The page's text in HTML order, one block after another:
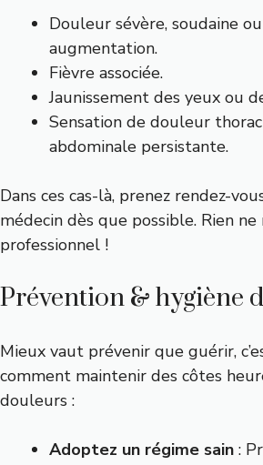
Douleur sévère, soudaine
augmentation.
Fièvre associée.
Jaunissement des yeux ou
Sensation de douleur
abdominale persistante.
Dans ces cas-là, prenez rendez-
médecin dès que possible. Rien
professionnel !
Prévention & hygiène
Mieux vaut prévenir que guérir,
comment maintenir des côtes
douleurs :
Adoptez un régime sain :